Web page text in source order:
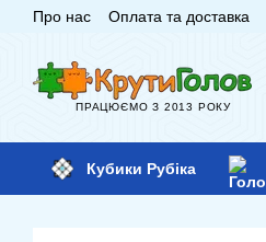
Перейти до основного контенту
Про нас Оплата та доставка
ПРАЦЮЄМО З 2013 РОКУ
Кубики Рубіка